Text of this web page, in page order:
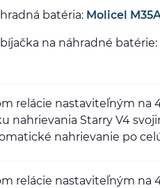
batéria: Molicel
na náhradné batérie:
relácie nastaviteľným na
nahrievania Starry V4
nahrievanie po
relácie nastaviteľným na